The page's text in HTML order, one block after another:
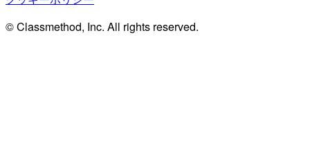
© Classmethod, Inc. All rights reserved.